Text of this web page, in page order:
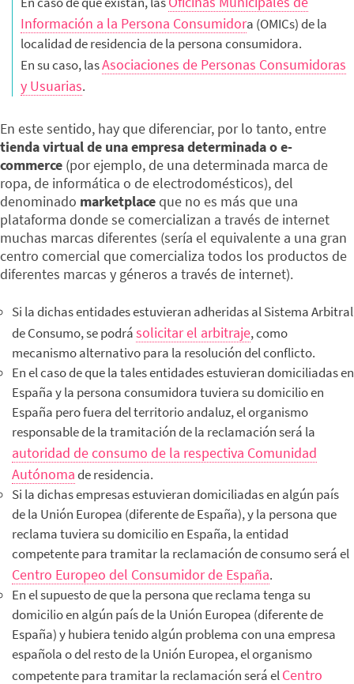
Información a la Persona Consumidora (OMICs) de la
localidad de residencia de la persona consumidora.
En su caso, lasAsociaciones de Personas Consumidoras
y Usuarias.
En este sentido, hay que diferenciar, por lo tanto, entre
tienda virtual de una empresa determinada o e-
commerce (por ejemplo, de una determinada marca de
ropa, de informática o de electrodomésticos), del
denominado marketplaceque no es más que una
plataforma donde se comercializan a través de internet
muchas marcas diferentes (sería el equivalente a una gran
centro comercial que comercializa todos los productos de
diferentes marcas y géneros a través de internet).
Si la dichas entidades estuvieran adheridas al Sistema Arbitral
de Consumo, se podrásolicitar el arbitraje, como
mecanismo alternativo para la resolución del conflicto.
En el caso de que la tales entidades estuvieran domiciliadas en
España y la persona consumidora tuviera su domicilio en
España pero fuera del territorio andaluz, el organismo
responsable de la tramitación de la reclamación será la
autoridad de consumo de la respectiva Comunidad
Autónomade residencia.
Si la dichas empresas estuvieran domiciliadas en algún país
de la Unión Europea (diferente de España), y la persona que
reclama tuviera su domicilio en España, la entidad
competente para tramitar la reclamación de consumo será el
Centro Europeo del Consumidor de España.
En el supuesto de que la persona que reclama tenga su
domicilio en algún país de la Unión Europea (diferente de
España) y hubiera tenido algún problema con una empresa
española o del resto de la Unión Europea, el organismo
competente para tramitar la reclamación será elCentro